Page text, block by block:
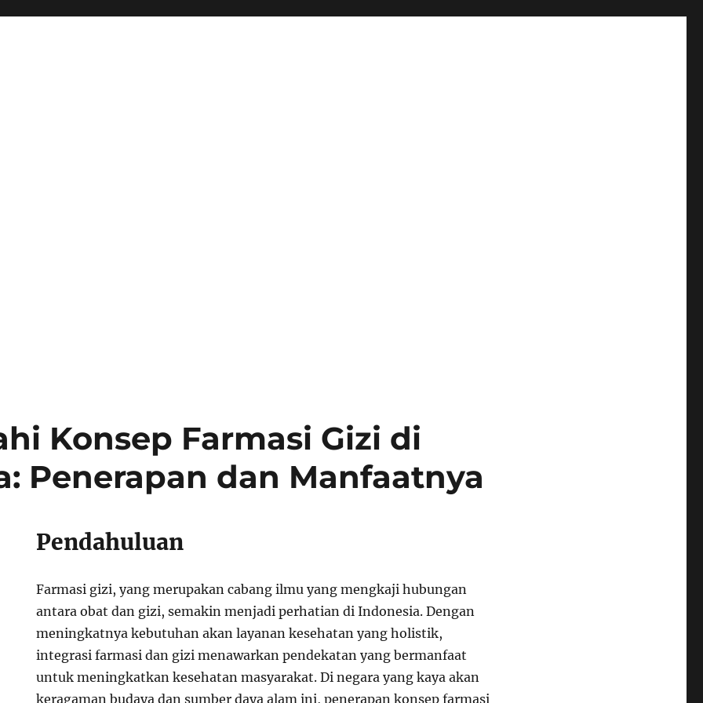
Konsep Farmasi Gizi di
Penerapan dan Manfaatnya
Pendahuluan
Farmasi gizi, yang merupakan cabang ilmu yang mengkaji hubungan
antara obat dan gizi, semakin menjadi perhatian di Indonesia. Dengan
meningkatnya kebutuhan akan layanan kesehatan yang holistik,
integrasi farmasi dan gizi menawarkan pendekatan yang bermanfaat
untuk meningkatkan kesehatan masyarakat. Di negara yang kaya akan
keragaman budaya dan sumber daya alam ini, penerapan konsep farmasi